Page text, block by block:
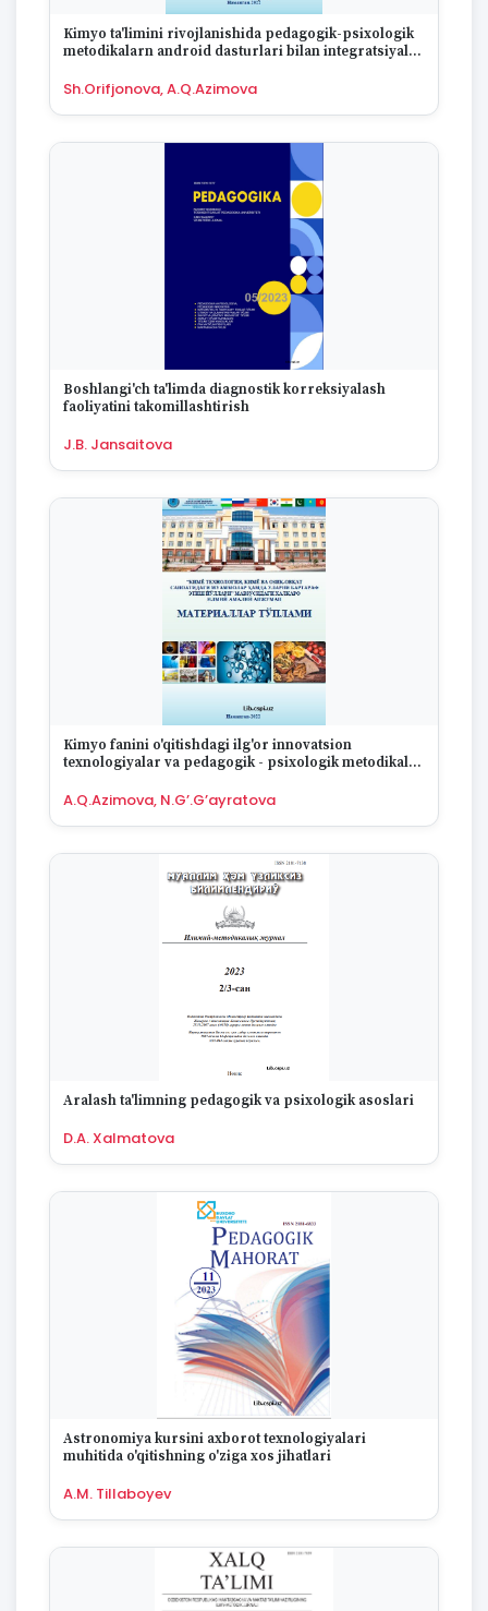
Kimyo ta'limini rivojlanishida pedagogik-psixologik
metodikalarn android dasturlari bilan integratsiyalab
Sh.Orifjonova, A.Q.Azimova
Boshlangi'ch ta'limda diagnostik korreksiyalash
faoliyatini takomillashtirish
J.B. Jansaitova
Kimyo fanini o'qitishdagi ilg'or innovatsion
texnologiyalar va pedagogik - psixologik metodikalar
A.Q.Azimova, N.G’.G’ayratova
Aralash ta'limning pedagogik va psixologik asoslari
D.A. Xalmatova
Astronomiya kursini axborot texnologiyalari
muhitida o'qitishning o'ziga xos jihatlari
A.M. Tillaboyev